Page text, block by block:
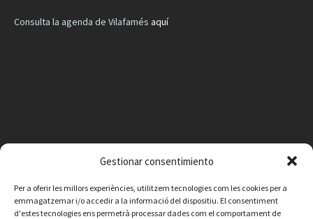
Gestionar consentimiento
Per a oferir les millors experiències, utilitzem tecnologies com les cookies per a
emmagatzemar i/o accedir a la informació del dispositiu. El consentiment
d'estes tecnologies ens permetrà processar dades com el comportament de
Consulta la agenda de Vilafamés aquí